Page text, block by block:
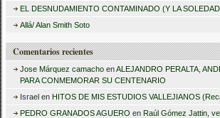
r
EL DESNUDAMIENTO CONTAMINADO (Y LA
Allá/ Alan Smith Soto
Comentarios recientes
Jose Márquez camacho enALEJANDRO PERALTA,
PARA CONMEMORAR SU CENTENARIO
Israel en HITOS DE MIS ESTUDIOS VALLEJIANOS
PEDRO GRANADOS AGUERO en Raúl Gómez Jattin,